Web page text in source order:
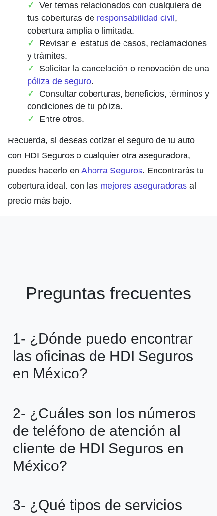
Ver temas relacionados con cualquiera de
tus coberturas de responsabilidad civil ,
cobertura amplia o limitada.
Revisar el estatus de casos, reclamaciones
y trámites.
Solicitar la cancelación o renovación de una
póliza de seguro.
Consultar coberturas, beneficios, términos y
condiciones de tu póliza.
Entre otros.
Recuerda, si deseas cotizar el seguro de tu auto
con HDI Seguros o cualquier otra aseguradora,
puedes hacerlo en Ahorra Seguros. Encontrarás tu
cobertura ideal, con las mejores aseguradoras al
precio más bajo.
Preguntas frecuentes
1- ¿Dónde puedo encontrar
las oficinas de HDI Seguros
en México?
diferentes ubicaciones de México. Puedes
encontrar la más cercana a ti consultando
su sitio web oficial o llamando a su centro
de atención al cliente.
2- ¿Cuáles son los números
de teléfono de atención al
cliente de HDI Seguros en
México?
cliente de HDI Seguros en México suelen
3- ¿Qué tipos de servicios